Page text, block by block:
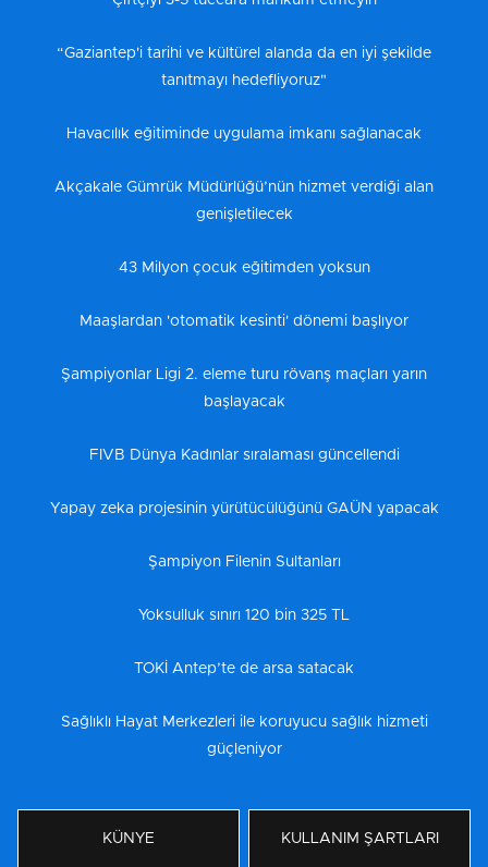
“Gaziantep'i tarihi ve kültürel alanda da en iyi şekilde
tanıtmayı hedefliyoruz"
Havacılık eğitiminde uygulama imkanı sağlanacak
Akçakale Gümrük Müdürlüğü’nün hizmet verdiği alan
genişletilecek
43 Milyon çocuk eğitimden yoksun
Maaşlardan 'otomatik kesinti' dönemi başlıyor
Şampiyonlar Ligi 2. eleme turu rövanş maçları yarın
başlayacak
FIVB Dünya Kadınlar sıralaması güncellendi
Yapay zeka projesinin yürütücülüğünü GAÜN yapacak
Şampiyon Filenin Sultanları
Yoksulluk sınırı 120 bin 325 TL
TOKİ Antep’te de arsa satacak
Sağlıklı Hayat Merkezleri ile koruyucu sağlık hizmeti
güçleniyor
KÜNYE KULLANIM ŞARTLARI